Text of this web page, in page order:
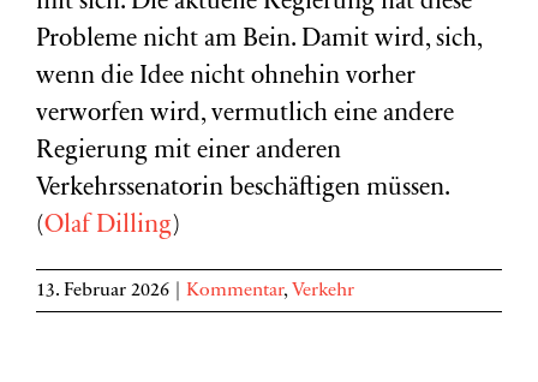
Probleme nicht am Bein. Damit wird, sich,
wenn die Idee nicht ohnehin vorher
verworfen wird, vermutlich eine andere
Regierung mit einer anderen
Verkehrssenatorin beschäftigen müssen.
(Olaf Dilling)
13. Februar 2026 Kommentar, Verkehr